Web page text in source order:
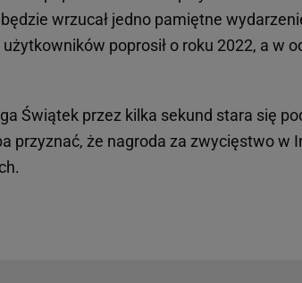
wrzucał jedno pamiętne
poprosił o roku 2022, a w
Świątek przez kilka sekund stara się
przyznać, że nagroda za zwycięstwo w